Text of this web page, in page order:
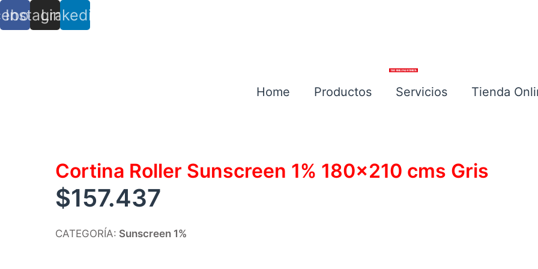
Instagram
Linkedin
Home Productos Servicios
Tienda
Cortina Roller Sunscreen 1% 180×210 cms Gris
$157.437
CATEGORÍA: Sunscreen 1%